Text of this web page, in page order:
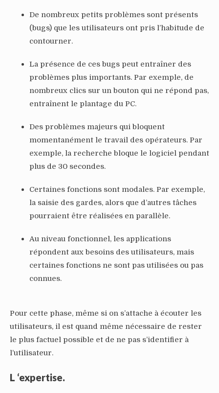
De nombreux petits problèmes sont présents
(bugs) que les utilisateurs ont pris l’habitude de
contourner.
La présence de ces bugs peut entraîner des
problèmes plus importants. Par exemple, de
nombreux clics sur un bouton qui ne répond pas,
entraînent le plantage du PC.
Des problèmes majeurs qui bloquent
momentanément le travail des opérateurs. Par
exemple, la recherche bloque le logiciel pendant
plus de 30 secondes.
Certaines fonctions sont modales. Par exemple,
la saisie des gardes, alors que d’autres tâches
pourraient être réalisées en parallèle.
Au niveau fonctionnel, les applications
répondent aux besoins des utilisateurs, mais
certaines fonctions ne sont pas utilisées ou pas
connues.
Pour cette phase, même si on s’attache à écouter les
utilisateurs, il est quand même nécessaire de rester
le plus factuel possible et de ne pas s’identifier à
l’utilisateur.
L ‘expertise.